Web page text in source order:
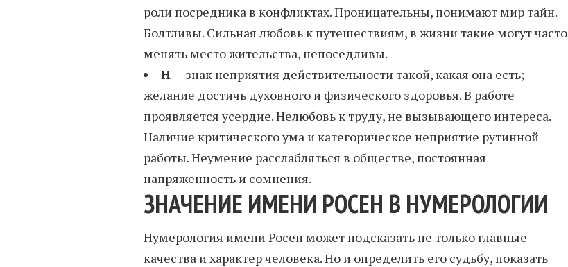
роли посредника в конфликтах. Проницательны, понимают мир тайн.
Болтливы. Сильная любовь к путешествиям, в жизни такие могут часто
менять место жительства, непоседливы.
Н— знак неприятия действительности такой, какая она есть;
желание достичь духовного и физического здоровья. В работе
проявляется усердие. Нелюбовь к труду, не вызывающего интереса.
Наличие критического ума и категорическое неприятие рутинной
работы. Неумение расслабляться в обществе, постоянная
напряженность и сомнения.
ЗНАЧЕНИЕ ИМЕНИ РОСЕН В НУМЕРОЛОГИИ
Нумерология имени Росен может подсказать не только главные
качества и характер человека. Но и определить его судьбу, показать